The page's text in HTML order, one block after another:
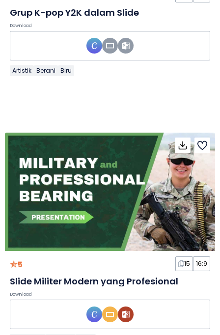
Grup K-pop Y2K dalam Slide
Download
Artistik Berani Biru
5 15 16:9
Slide Militer Modern yang Profesional
Download